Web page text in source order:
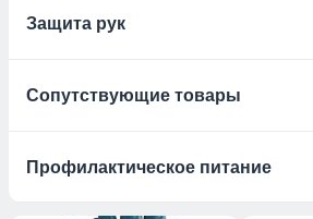
Защита рук
Сопутствующие товары
Профилактическое питание